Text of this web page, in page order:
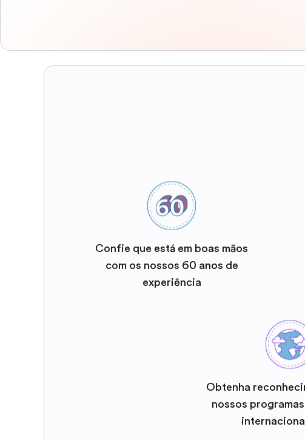
Confie que está em boas mãos
com os nossos 60 anos de
experiência
Obtenha
nossos